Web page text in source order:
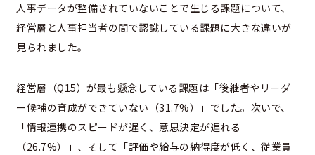
人事データが整備されていないことで生じる課題について、
経営層と人事担当者の間で認識している課題に大きな違いが
見られました。
経営層（Q15）が最も懸念している課題は「後継者やリーダ
ー候補の育成ができていない（31.7%）」でした。次いで、
「情報連携のスピードが遅く、意思決定が遅れる
（26.7%）」、そして「評価や給与の納得度が低く、従業員